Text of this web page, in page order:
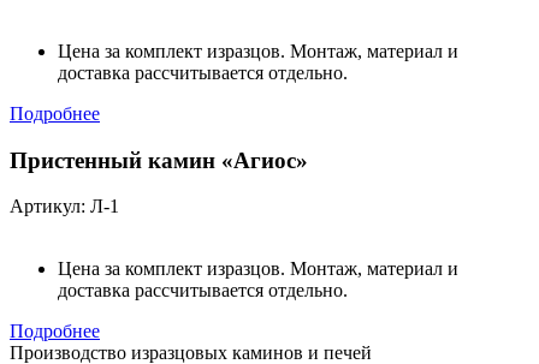
Цена за комплект изразцов. Монтаж, материал и
доставка рассчитывается отдельно.
Подробнее
Пристенный камин «Агиос»
Артикул: Л-1
Цена за комплект изразцов. Монтаж, материал и
доставка рассчитывается отдельно.
Подробнее
Производство изразцовых каминов и печей